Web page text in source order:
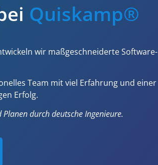
Quiskamp®
wir maßgeschneiderte Software-
Team mit viel Erfahrung und einer
Erfolg.
durch deutsche Ingenieure.